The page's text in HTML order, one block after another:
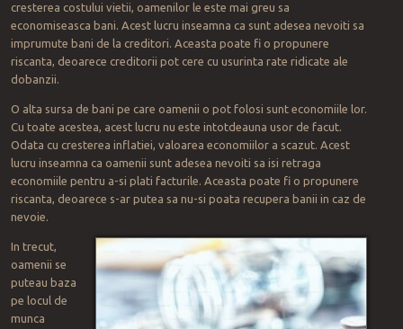
cresterea costului vietii, oamenilor le este mai greu sa
economiseasca bani. Acest lucru inseamna ca sunt adesea nevoiti sa
imprumute bani de la creditori. Aceasta poate fi o propunere
riscanta, deoarece creditorii pot cere cu usurinta rate ridicate ale
dobanzii.
O alta sursa de bani pe care oamenii o pot folosi sunt economiile lor.
Cu toate acestea, acest lucru nu este intotdeauna usor de facut.
Odata cu cresterea inflatiei, valoarea economiilor a scazut. Acest
lucru inseamna ca oamenii sunt adesea nevoiti sa isi retraga
economiile pentru a-si plati facturile. Aceasta poate fi o propunere
riscanta, deoarece s-ar putea sa nu-si poata recupera banii in caz de
nevoie.
In trecut,
oamenii se
puteau baza
pe locul de
munca